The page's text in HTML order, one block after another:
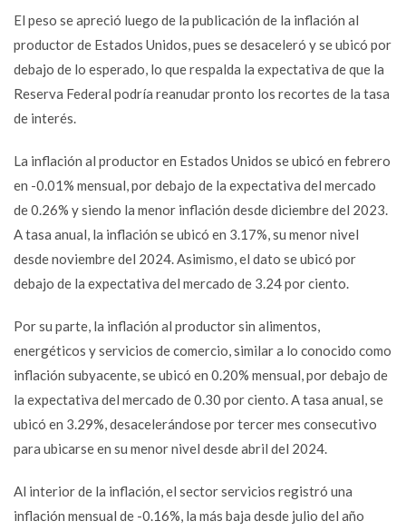
El peso se apreció luego de la publicación de la inflación al
productor de Estados Unidos, pues se desaceleró y se ubicó por
debajo de lo esperado, lo que respalda la expectativa de que la
Reserva Federal podría reanudar pronto los recortes de la tasa
de interés.
La inflación al productor en Estados Unidos se ubicó en febrero
en -0.01% mensual, por debajo de la expectativa del mercado
de 0.26% y siendo la menor inflación desde diciembre del 2023.
A tasa anual, la inflación se ubicó en 3.17%, su menor nivel
desde noviembre del 2024. Asimismo, el dato se ubicó por
debajo de la expectativa del mercado de 3.24 por ciento.
Por su parte, la inflación al productor sin alimentos,
energéticos y servicios de comercio, similar a lo conocido como
inflación subyacente, se ubicó en 0.20% mensual, por debajo de
la expectativa del mercado de 0.30 por ciento. A tasa anual, se
ubicó en 3.29%, desacelerándose por tercer mes consecutivo
para ubicarse en su menor nivel desde abril del 2024.
Al interior de la inflación, el sector servicios registró una
inflación mensual de -0.16%, la más baja desde julio del año